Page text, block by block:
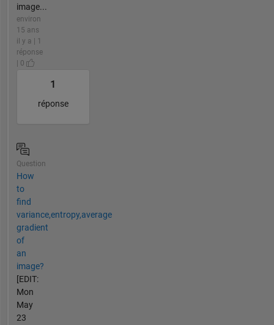
image...
environ
15 ans
il y a | 1
réponse
| 0
1
réponse
Question
How
to
find
variance,entropy,average
gradient
of
an
image?
[EDIT:
Mon
May
23